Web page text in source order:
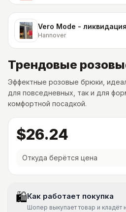
Vero Mode - ликвидация
Hannover
Трендовые
Эффектные розовые брюки,
для повседневных, так и для
комфортной посадкой.
$26.24
Откуда берётся цена
🛍Как работает покупка
Шопер выкупает товар и кладёт